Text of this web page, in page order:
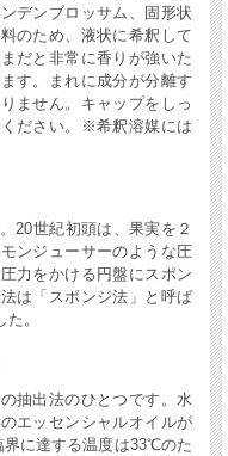
デンブロッサム、固形状
のため、液状に希釈して
だと非常に香りが強いた
す。まれに成分が分離す
ません。キャップをしっ
ださい。※希釈溶媒には
20世紀初頭は、果実を２
ンジューサーのような圧
力をかける円盤にスポン
は「スポンジ法」と呼ば
。
抽出法のひとつです。水
エッセンシャルオイルが
界に達する温度は33℃のた